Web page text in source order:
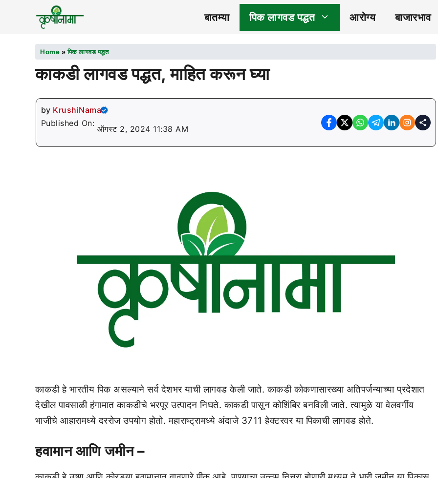
बातम्या पिक लागवड पद्धत आरोग्य बाजारभाव
Home »पिक लागवड पद्धत
काकडी लागवड पद्धत, माहित करून घ्या
by KrushiNama
Published On:
ऑगस्ट 2, 2024 11:38 AM
काकडी हे भारतीय पिक असल्‍याने सर्व देशभर याची लागवड केली जाते. काकडी कोकणासारख्‍या अतिपर्जन्‍याच्‍या प्रदेशात
देखील पावसाळी हंगामात काकडीचे भरपूर उत्‍पादन निघते. काकडी पासून कोशिंबिर बनविली जाते. त्‍यामुळे या वेलवर्गीय
भाजीचे आहारामध्‍ये दररोज उपयोग होतो. महाराष्‍ट्रामध्‍ये अंदाजे 3711 हेक्‍टरवर या पिकाची लागवड होते.
हवामान आणि जमीन –